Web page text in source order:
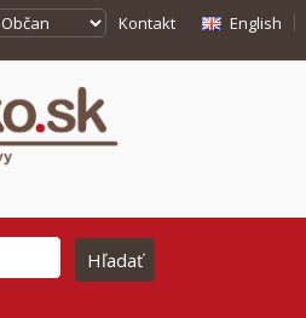
Kontakt English